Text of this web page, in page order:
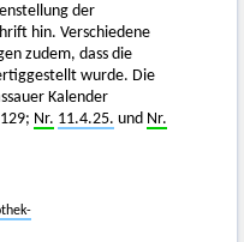
der
hin. Verschiedene
zudem, dass die
wurde. Die
Kalender
Nr. 11.4.25. und Nr.